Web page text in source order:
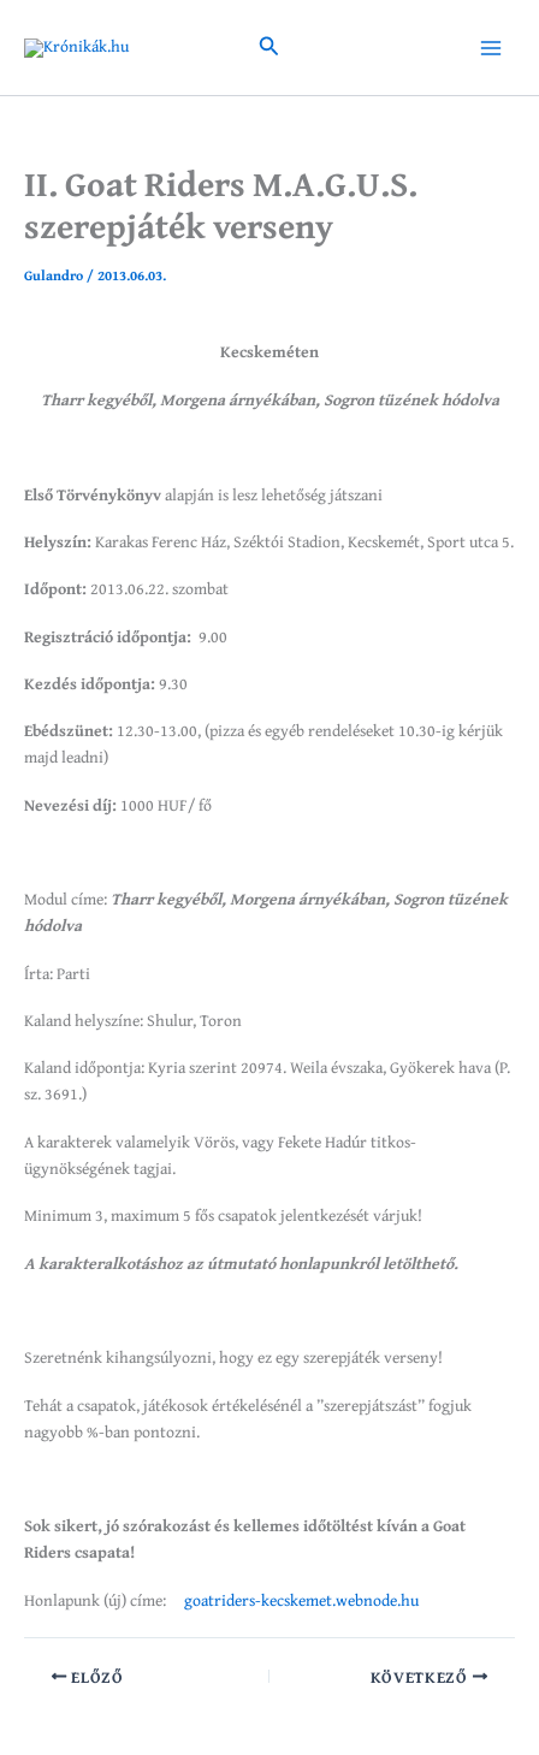
content
Search
Main
II. Goat Riders M.A.G.U.S.
szerepjáték verseny
Gulandro /2013.06.03.
Kecskeméten
Tharr kegyéből, Morgena árnyékában, Sogron tüzének hódolva
Első Törvénykönyvalapján is lesz lehetőség játszani
Helyszín: Karakas Ferenc Ház, Széktói Stadion, Kecskemét, Sport utca 5.
Időpont: 2013.06.22. szombat
Regisztráció időpontja: 9.00
Kezdés időpontja: 9.30
Ebédszünet: 12.30-13.00, (pizza és egyéb rendeléseket 10.30-ig kérjük
majd leadni)
Nevezési díj: 1000 HUF/ fő
Modul címe: Tharr kegyéből, Morgena árnyékában, Sogron tüzének
hódolva
Írta: Parti
Kaland helyszíne: Shulur, Toron
Kaland időpontja: Kyria szerint 20974. Weila évszaka, Gyökerek hava (P.
sz. 3691.)
A karakterek valamelyik Vörös, vagy Fekete Hadúr titkos-
ügynökségének tagjai.
Minimum 3, maximum 5 fős csapatok jelentkezését várjuk!
A karakteralkotáshoz az útmutató honlapunkról letölthető.
Szeretnénk kihangsúlyozni, hogy ez egy szerepjáték verseny!
Tehát a csapatok, játékosok értékelésénél a ”szerepjátszást” fogjuk
nagyobb %-ban pontozni.
Sok sikert, jó szórakozást és kellemes időtöltést kíván a Goat
Riders csapata!
Honlapunk (új) címe: goatriders-kecskemet.webnode.hu
ELŐZŐ KÖVETKEZŐ